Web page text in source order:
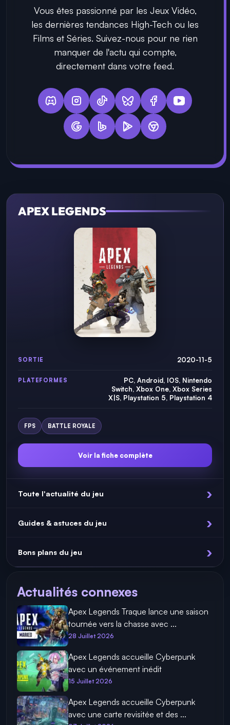
Vous êtes passionné par les Jeux Vidéo,
les dernières tendances High-Tech ou les
Films et Séries. Suivez-nous pour ne rien
manquer de l'actu qui compte,
directement dans votre feed.
APEX LEGENDS
SORTIE 2020-11-5
PLATEFORMES
PC, Android, IOS, Nintendo
Switch, Xbox One, Xbox Series
X|S, Playstation 5, Playstation 4
FPS BATTLE ROYALE
Voir la fiche complète
Toute l'actualité du jeu
Guides & astuces du jeu
Bons plans du jeu
Actualités connexes
Apex Legends Traque lance une saison
tournée vers la chasse avec ...
28 Juillet 2026
Apex Legends accueille Cyberpunk
avec un événement inédit
15 Juillet 2026
Apex Legends accueille Cyberpunk
avec une carte revisitée et des ...